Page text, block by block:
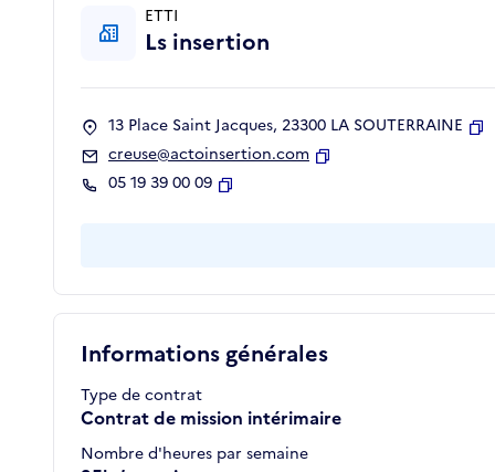
Informations générales
Type de contrat
Contrat de mission intérimaire
Nombre d'heures par semaine
ETTI
Ls insertion
13 Place Saint Jacques, 23300 LA SOUTERRAINE
creuse@actoinsertion.com
05 19 39 00 09